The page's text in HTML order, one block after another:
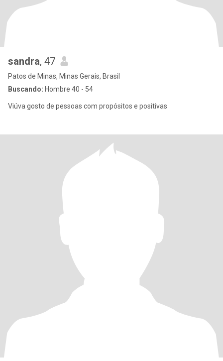
sandra, 47
Patos de Minas, Minas Gerais, Brasil
Buscando: Hombre 40 - 54
Viúva gosto de pessoas com propósitos e positivas